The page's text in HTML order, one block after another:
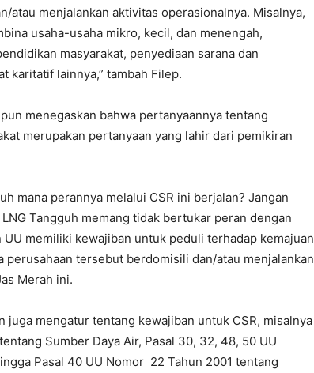
atau menjalankan aktivitas operasionalnya. Misalnya,
usaha-usaha mikro, kecil, dan menengah,
masyarakat, penyediaan sarana dan
karitatif lainnya,” tambah Filep.
menegaskan bahwa pertanyaannya tentang
merupakan pertanyaan yang lahir dari pemikiran
mana perannya melalui CSR ini berjalan? Jangan
Tangguh memang tidak bertukar peran dengan
memiliki kewajiban untuk peduli terhadap kemajuan
perusahaan tersebut berdomisili dan/atau menjalankan
Merah ini.
juga mengatur tentang kewajiban untuk CSR, misalnya
Sumber Daya Air, Pasal 30, 32, 48, 50 UU
Pasal 40 UU Nomor 22 Tahun 2001 tentang